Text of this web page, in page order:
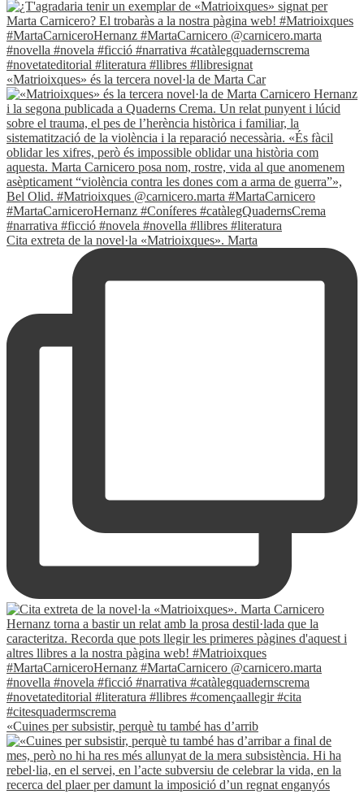
«Matrioixques» és la tercera novel·la de Marta Car
Cita extreta de la novel·la «Matrioixques». Marta
«Cuines per subsistir, perquè tu també has d’arrib